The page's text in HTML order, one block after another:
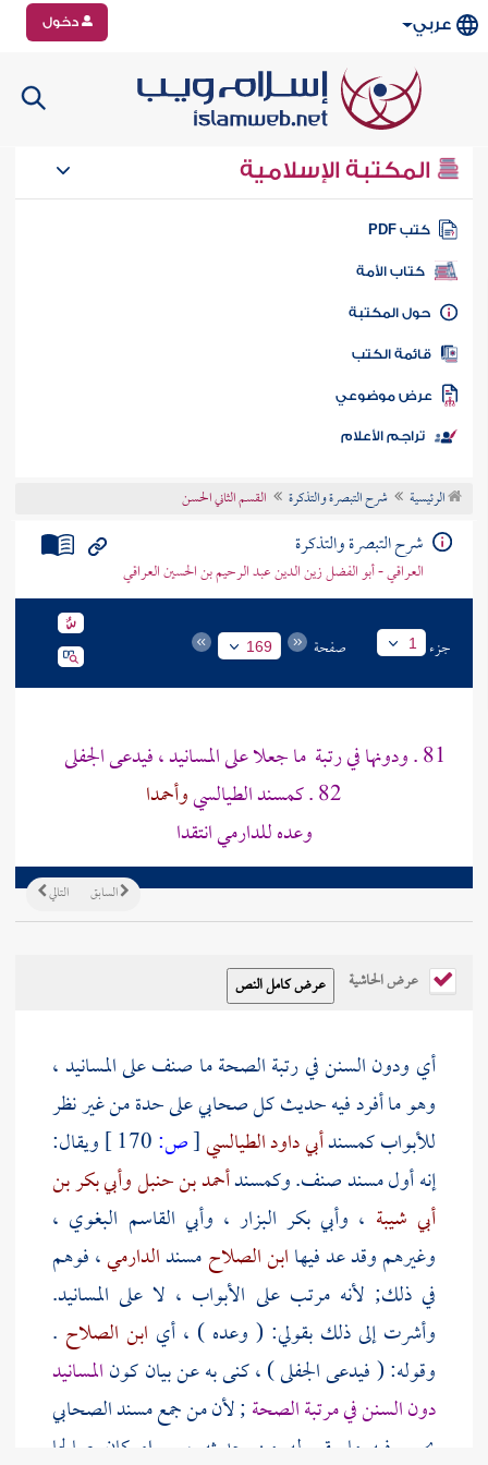
عربي دخول
المكتبة الإسلامية
كتب PDF
كتاب الأمة
المكتبة
الكتب
موضوعي
تراجم الأعلام
الرئيسية شرح التبصرة والتذكرة القسم الثاني الحسن
شرح التبصرة والتذكرة
العراقي - أبو الفضل زين الدين عبد الرحيم بن الحسين العراقي
جزء 1 صفحة 169
81 . ودونها في رتبة ما جعلا على المسانيد ، فيدعى الجفلى
82 . كمسند الطيالسي
وأحمدا
وعده للدارمي انتقدا
التالي السابق
عرض الحاشية
أي ودون السنن في رتبة الصحة ما صنف على المسانيد ،
وهو ما أفرد فيه حديث كل صحابي على حدة من غير نظر
للأبواب كمسندأبي داود الطيالسي[ص:
ويقال:
إنه أول مسند صنف. وكمسندأحمد بن حنبلوأبي بكر بن
أبي شيبة ، وأبي بكر البزار ، وأبي القاسم البغوي ،
وغيرهم وقد عد فيهاابن الصلاحمسندالدارمي، فوهم
في ذلك; لأنه مرتب على الأبواب ، لا على المسانيد.
وأشرت إلى ذلك بقولي: ( وعده ) ، أي ابن الصلاح .
وقوله: ( فيدعى الجفلى ) ، كنى به عن بيان كونالمسانيد
دون السنن في مرتبة الصحة; لأن من جمع مسند الصحابي
يجمع فيه ما يقع له من حديثه ، سواء كان صالحا